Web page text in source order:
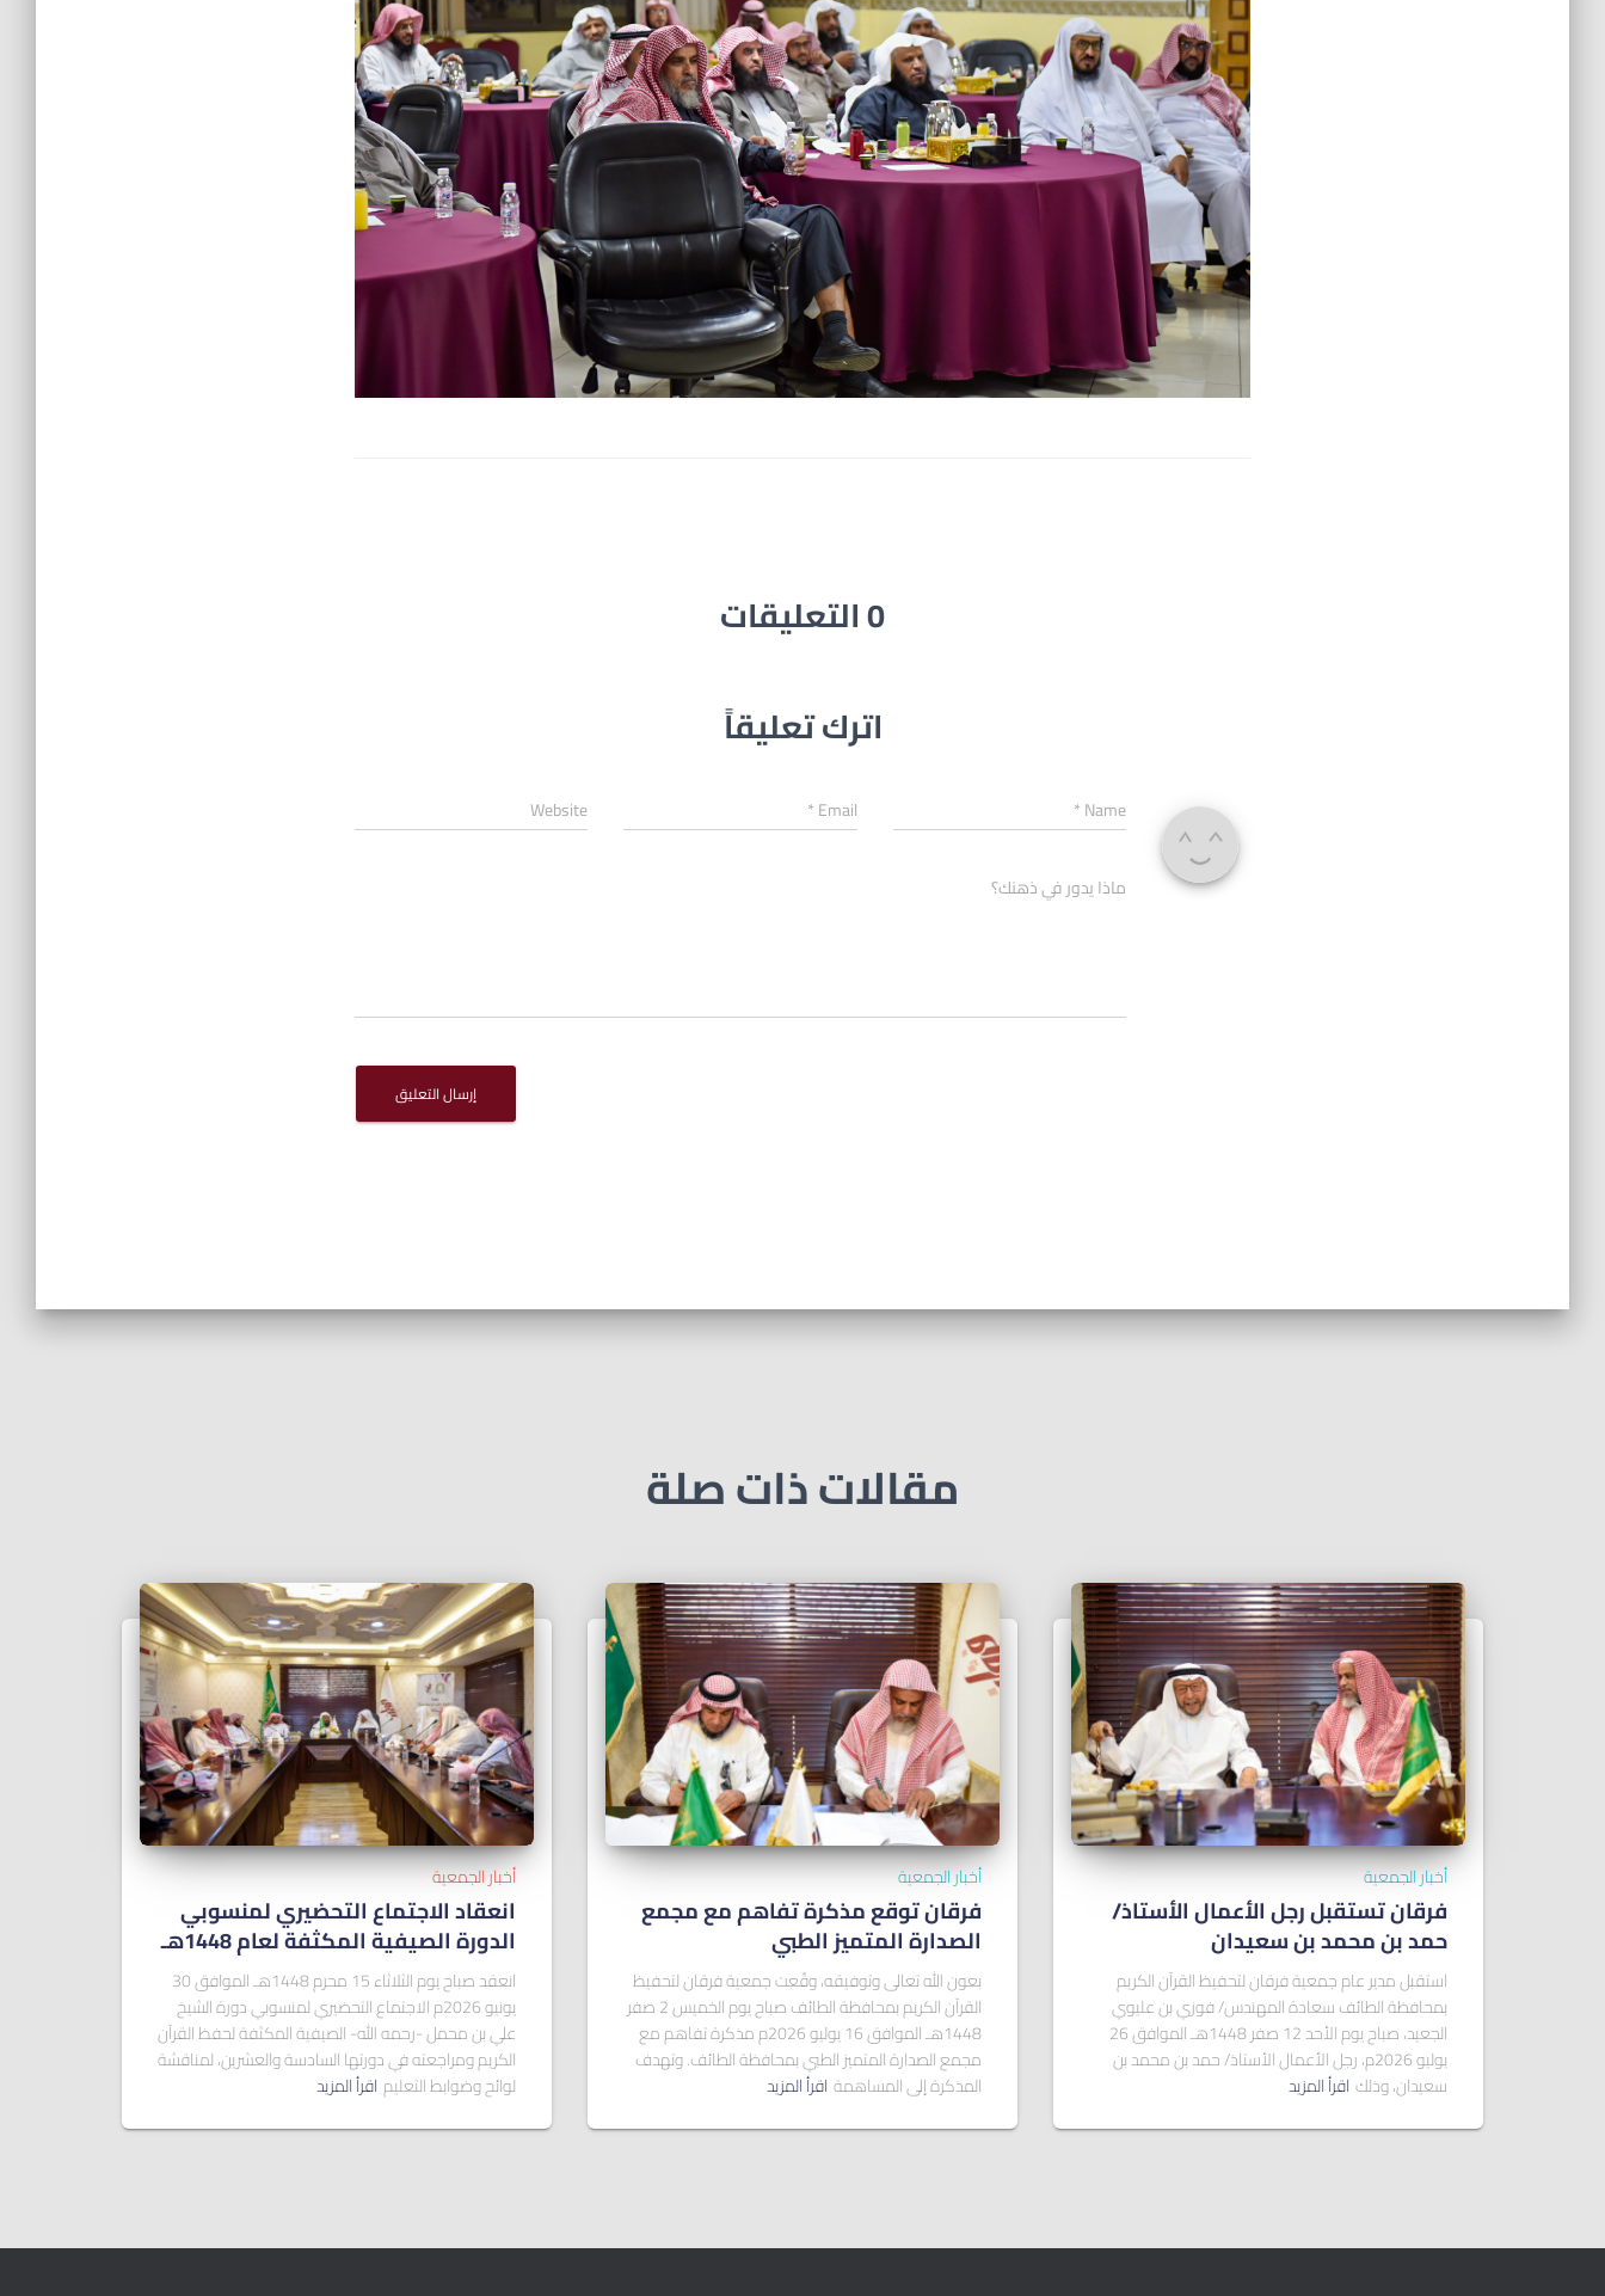
0 التعليقات
اترك تعليقاً
Name
*
Email
*
Website
ماذا يدور في ذهنك؟
مقالات ذات صلة
أخبار الجمعية
فرقان تستقبل رجل الأعمال الأستاذ/
ﺣﻤﺪ ﺑﻦ ﻣﺤﻤﺪ ﺑﻦ ﺳﻌﻴﺪان
استقبل مدير عام جمعية فرقان لتحفيظ القرآن الكريم
بمحافظة الطائف سعادة المهندس/ فوزي بن عليوي
الجعيد، صباح يوم الأحد 12 صفر 1448هـ الموافق 26
يوليو 2026م، رجل الأعمال الأستاذ/ حمد بن محمد بن
سعيدان، وذلك اقرأ المزيد
أخبار الجمعية
فرقان توقع مذكرة تفاهم مع مجمع
الصدارة المتميز الطبي
بعون الله تعالى وتوفيقه، وقّعت جمعية فرقان لتحفيظ
القرآن الكريم بمحافظة الطائف صباح يوم الخميس 2 صفر
1448هـ الموافق 16 يوليو 2026م مذكرة تفاهم مع
مجمع الصدارة المتميز الطبي بمحافظة الطائف. وتهدف
المذكرة إلى المساهمة اقرأ المزيد
أخبار الجمعية
انعقاد الاجتماع التحضيري لمنسوبي
الدورة الصيفية المكثفة لعام 1448هـ
انعقد صباح يوم الثلاثاء 15 محرم 1448هـ الموافق 30
يونيو 2026م الاجتماع التحضيري لمنسوبي دورة الشيخ
علي بن محمل -رحمه الله- الصيفية المكثفة لحفظ القرآن
الكريم ومراجعته في دورتها السادسة والعشرين، لمناقشة
لوائح وضوابط التعليم اقرأ المزيد